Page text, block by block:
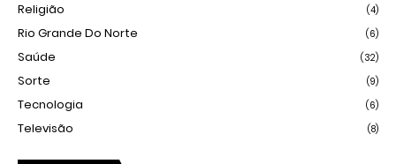
Religião (4)
Rio Grande Do Norte (6)
Saúde (32)
Sorte (9)
Tecnologia (6)
Televisão (8)